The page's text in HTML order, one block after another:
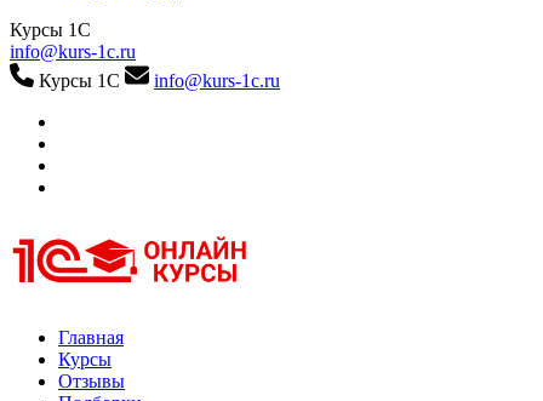
Курсы 1С
info@kurs-1c.ru
Курсы 1С
info@kurs-1c.ru
Курсы 1С
Курсы 1С официальная сертификация
Главная
Курсы
Отзывы